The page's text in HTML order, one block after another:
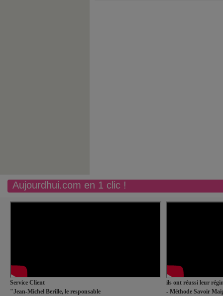
Aujourdhui.com en 1 clic !
Service Client
"Jean-Michel Berille, le responsable
ils ont réussi leur
- Méthode Savoir